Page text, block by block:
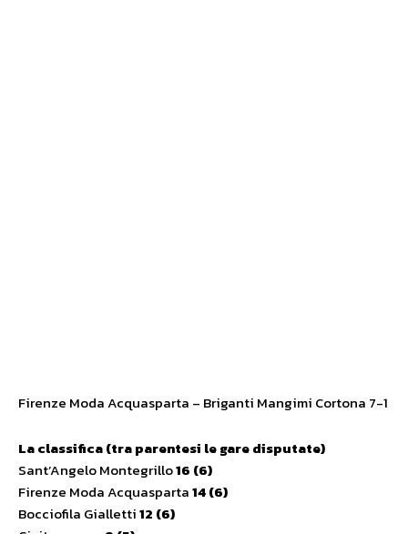
Firenze Moda Acquasparta – Briganti Mangimi Cortona 7-1
La classifica (tra parentesi le gare disputate)
Sant’Angelo Montegrillo16 (6)
Firenze Moda Acquasparta14 (6)
Bocciofila Gialletti12 (6)